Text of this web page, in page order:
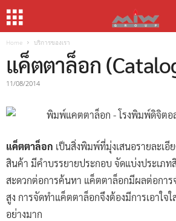
Home บริการของเรา
แค็ตตาล็อก
11/08/2014
แค็ตตาล็อก เป็นสิ่งพิมพ์ที่มุ่งเสนอรายละเ
สินค้า มีคำบรรยายประกอบ จัดแบ่งประเภ
สะดวกต่อการค้นหา แค็ตตาล็อกมีผลต่อกา
สูง การจัดทำแค็ตตาล็อกจึงต้องมีการเอาใจ
อย่างมาก